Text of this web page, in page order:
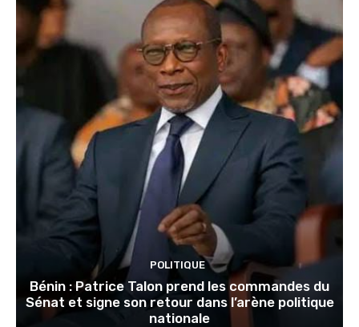
POLITIQUE
Bénin : Patrice Talon prend les commandes du
Sénat et signe son retour dans l’arène politique
nationale